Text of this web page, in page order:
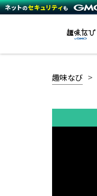
趣味なび